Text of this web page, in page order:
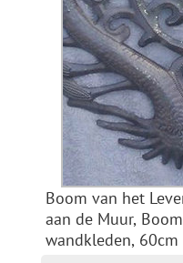
Boom van het
aan de Muur,
wandkleden, 60cm